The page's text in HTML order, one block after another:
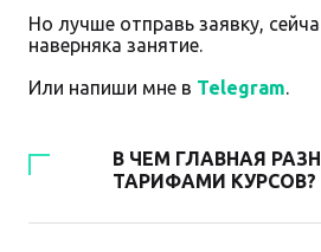
Но лучше отправь заявку,
наверняка занятие.
Или напиши мне в Telegram.
В ЧЕМ ГЛАВНАЯ
ТАРИФАМИ КУРСОВ?